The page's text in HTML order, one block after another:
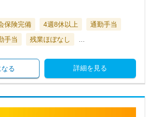
保険完備 4週8休以上
通勤手当
手当 残業ほぼなし
詳細を見る
る